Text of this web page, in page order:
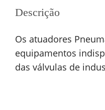
Descrição
Os atuadores
equipamentos
das válvulas de